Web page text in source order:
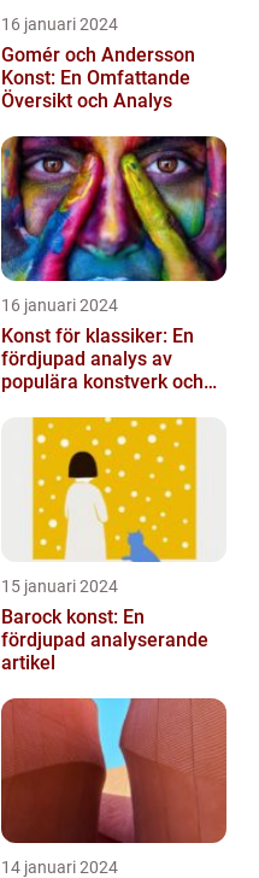
16 januari 2024
Gomér och Andersson
Konst: En Omfattande
Översikt och Analys
16 januari 2024
Konst för klassiker: En
fördjupad analys av
populära konstverk och
15 januari 2024
Barock konst: En
fördjupad analyserande
artikel
14 januari 2024